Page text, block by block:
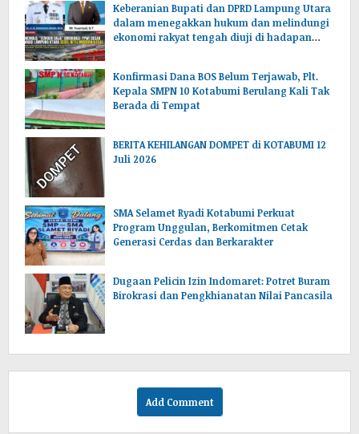
Keberanian Bupati dan DPRD Lampung Utara
dalam menegakkan hukum dan melindungi
ekonomi rakyat tengah diuji di hadapan
Konfirmasi Dana BOS Belum Terjawab, Plt.
Kepala SMPN 10 Kotabumi Berulang Kali Tak
Berada di Tempat
BERITA KEHILANGAN DOMPET di KOTABUMI 12
Juli 2026
SMA Selamet Ryadi Kotabumi Perkuat
Program Unggulan, Berkomitmen Cetak
Generasi Cerdas dan Berkarakter
Dugaan Pelicin Izin Indomaret: Potret Buram
Birokrasi dan Pengkhianatan Nilai Pancasila
Add Comment